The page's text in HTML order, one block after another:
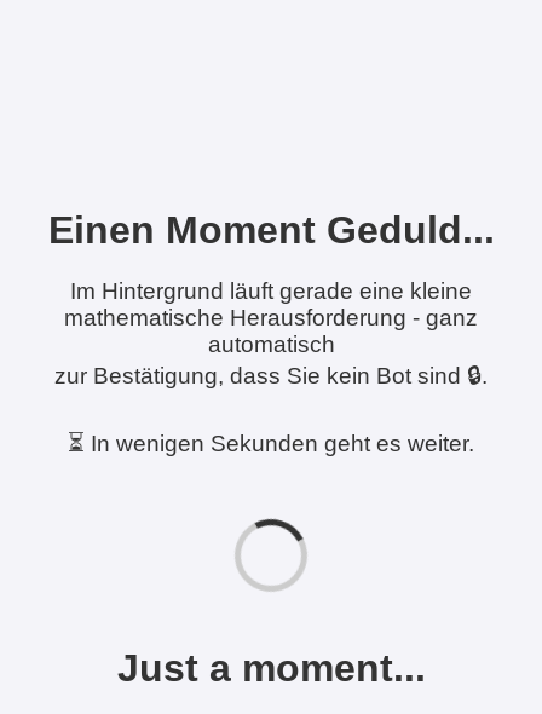
Einen Moment Geduld...
Im Hintergrund läuft gerade eine kleine
mathematische Herausforderung - ganz
automatisch
zur Bestätigung, dass Sie kein Bot sind 🔒.
⏳ In wenigen Sekunden geht es weiter.
Just a moment...